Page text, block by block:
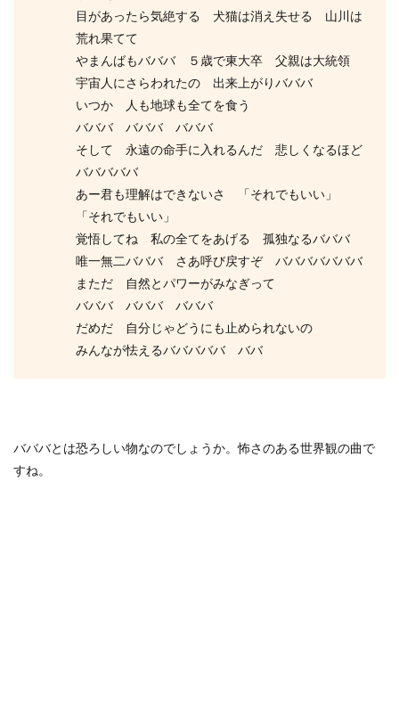
目があったら気絶する 犬猫は消え失せる 山川は
荒れ果てて
やまんばもバババ ５歳で東大卒 父親は大統領
宇宙人にさらわれたの 出来上がりバババ
いつか 人も地球も全てを食う
バババ バババ バババ
そして 永遠の命手に入れるんだ 悲しくなるほど
バババババ
あー君も理解はできないさ 「それでもいい」
「それでもいい」
覚悟してね 私の全てをあげる 孤独なるバババ
唯一無二バババ さあ呼び戻すぞ バババババババ
まただ 自然とパワーがみなぎって
バババ バババ バババ
だめだ 自分じゃどうにも止められないの
みんなが怯えるバババババ ババ
バババとは恐ろしい物なのでしょうか。怖さのある世界観の曲で
すね。